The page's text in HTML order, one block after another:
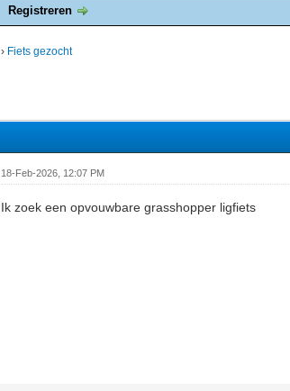
Registreren
› Fiets gezocht
18-Feb-2026, 12:07 PM
Ik zoek een opvouwbare grasshopper ligfiets